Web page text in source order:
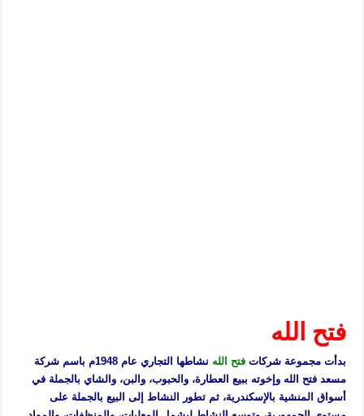
فتح الله
بدأت مجموعة شركات فتح الله
نشاطها التجاري عام 1948م باسم شركة
مسعد فتح الله وإخوته ببيع العطارة، والحبوب، والبن، والشاي بالجملة في
أسواق المنشية بالإسكندرية، ثم تطور النشاط إلى البيع بالجملة على